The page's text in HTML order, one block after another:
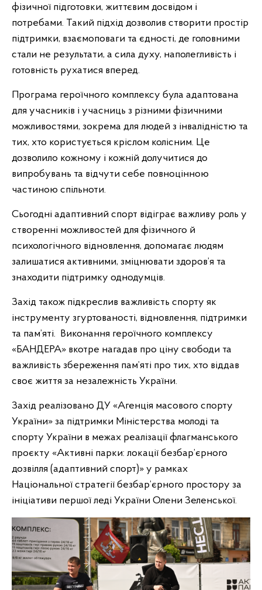
фізичної підготовки, життєвим досвідом і
потребами. Такий підхід дозволив створити простір
підтримки, взаємоповаги та єдності, де головними
стали не результати, а сила духу, наполегливість і
готовність рухатися вперед.
Програма героїчного комплексу була адаптована
для учасників і учасниць з різними фізичними
можливостями, зокрема для людей з інвалідністю та
тих, хто користується кріслом колісним. Це
дозволило кожному і кожній долучитися до
випробувань та відчути себе повноцінною
частиною спільноти.
Сьогодні адаптивний спорт відіграє важливу роль у
створенні можливостей для фізичного й
психологічного відновлення, допомагає людям
залишатися активними, зміцнювати здоров’я та
знаходити підтримку однодумців.
Захід також підкреслив важливість спорту як
інструменту згуртованості, відновлення, підтримки
та пам’яті. Виконання героїчного комплексу
«БАНДЕРА» вкотре нагадав про ціну свободи та
важливість збереження пам’яті про тих, хто віддав
своє життя за незалежність України.
Захід реалізовано ДУ «Агенція масового спорту
України» за підтримки Міністерства молоді та
спорту України в межах реалізації флагманського
проєкту «Активні парки: локації безбар’єрного
дозвілля (адаптивний спорт)» у рамках
Національної стратегії безбар’єрного простору за
ініціативи першої леді України Олени Зеленської.